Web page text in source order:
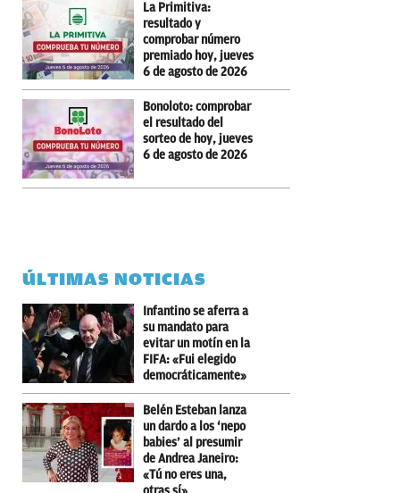
La Primitiva:
resultado y
comprobar número
premiado hoy, jueves
6 de agosto de 2026
Bonoloto: comprobar
el resultado del
sorteo de hoy, jueves
6 de agosto de 2026
ÚLTIMAS NOTICIAS
Infantino se aferra a
su mandato para
evitar un motín en la
FIFA: «Fui elegido
democráticamente»
Belén Esteban lanza
un dardo a los ‘nepo
babies’ al presumir
de Andrea Janeiro:
«Tú no eres una,